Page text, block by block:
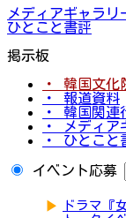
メディアギャラリ
ひとこと書評
掲示板
・ 韓国文化
・ 報道資料
・ 韓国関連
・ メディア
・ ひとこと
イベント応募
▶
ドラマ『